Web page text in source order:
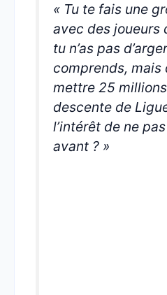
« Tu te fais une
avec des joueurs
tu n’as pas
comprends, mais
mettre 25 millions
descente de
l’intérêt de ne
avant ? »